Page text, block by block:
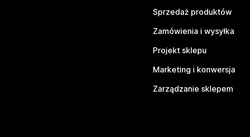
Sprzedaż produktów
Zamówienia i wysyłka
Projekt sklepu
Marketing i konwersja
Zarządzanie sklepem